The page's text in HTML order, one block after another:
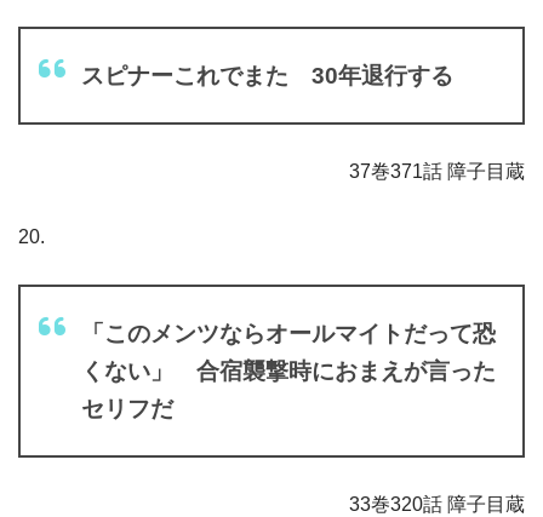
スピナーこれでまた 30年退行する
37巻371話 障子目蔵
20.
「このメンツならオールマイトだって恐
くない」 合宿襲撃時におまえが言った
セリフだ
33巻320話 障子目蔵